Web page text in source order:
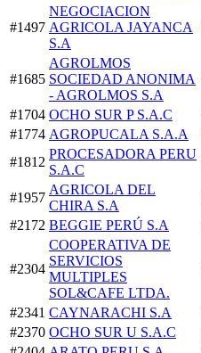
#1497
NEGOCIACION
AGRICOLA JAYANCA
S.A
#1685
AGROLMOS
SOCIEDAD ANONIMA
- AGROLMOS S.A
#1704 OCHO SUR P S.A.C
#1774 AGROPUCALA S.A.A
#1812
PROCESADORA PERU
S.A.C
#1957
AGRICOLA DEL
CHIRA S.A
#2172 BEGGIE PERÚ S.A
#2304
COOPERATIVA DE
SERVICIOS
MULTIPLES
SOL&CAFE LTDA.
#2341 CAYNARACHI S.A
#2370 OCHO SUR U S.A.C